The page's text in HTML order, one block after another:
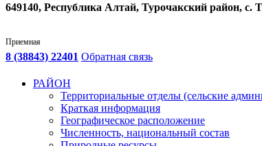
649140, Республика Алтай, Турочакский район, с.
Приемная
8 (38843) 22401 Обратная связь
РАЙОН
Территориальные отделы (сельские
Краткая информация
Географическое расположение
Численность, национальный состав